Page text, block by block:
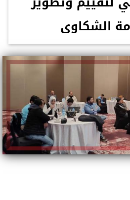
الشكاوى